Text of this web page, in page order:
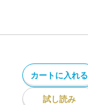
カートに入れる
試し読み